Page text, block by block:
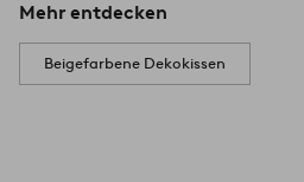
Mehr entdecken
Beigefarbene Dekokissen